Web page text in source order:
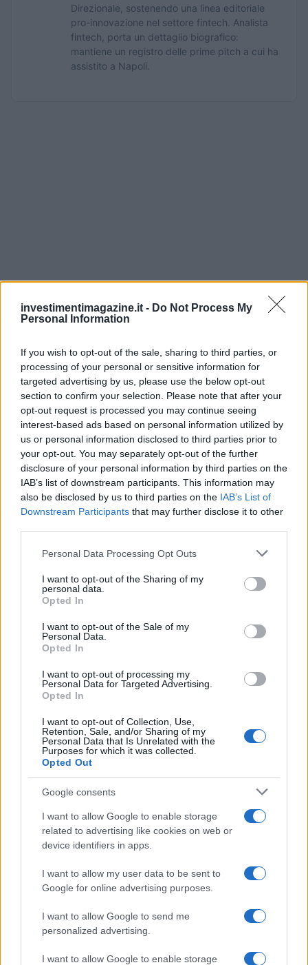
investimentimagazine.it - Do Not Process My
Personal Information
If you wish to opt-out of the sale, sharing to third parties, or
processing of your personal or sensitive information for
targeted advertising by us, please use the below opt-out
section to confirm your selection. Please note that after your
opt-out request is processed you may continue seeing
interest-based ads based on personal information utilized by
us or personal information disclosed to third parties prior to
your opt-out. You may separately opt-out of the further
disclosure of your personal information by third parties on the
IAB’s list of downstream participants. This information may
also be disclosed by us to third parties on the IAB’s List of
Downstream Participants that may further disclose it to other
Please note that this website/app uses one or more Google
not limited to your visit or usage behaviour. You may click to
grant or deny consent to Google and its third-party tags to
use your data for below specified purposes in below Google
consent section.
Personal Data Processing Opt Outs
I want to opt-out of the Sharing of my
personal data.
Opted In
I want to opt-out of the Sale of my
Personal Data.
Opted In
I want to opt-out of processing my
Personal Data for Targeted Advertising.
Opted In
I want to opt-out of Collection, Use,
Retention, Sale, and/or Sharing of my
Personal Data that Is Unrelated with the
Purposes for which it was collected.
Opted Out
Google consents
I want to allow Google to enable storage
related to advertising like cookies on web or
device identifiers in apps.
I want to allow my user data to be sent to
Google for online advertising purposes.
I want to allow Google to send me
personalized advertising.
I want to allow Google to enable storage
Direzionale, sostenendo una linea editoriale
pro-innovazione nel settore fintech. Analista
fintech, porta un dettaglio biografico:
mantiene un registro delle prime pitch a cui ha
assistito a Napoli.
Continua a leggere
INVESTIMENTI
Investimenti immobiliari in crescita sul lago d’Iseo: Sarnico è la
Francesca Spadaro · 7 Ago 2026
uno studio su Italia, Germania, Usa e Argentina
Francesca Spadaro · 7 Ago 2026
INVESTIMENTI